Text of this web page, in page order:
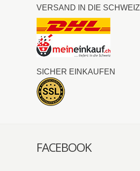
VERSAND IN DIE SCHWEIZ
SICHER EINKAUFEN
FACEBOOK